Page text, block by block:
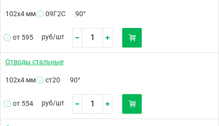
102х4 мм 09Г2С 90°
от 595 руб/шт
Отводы стальные
102х4 мм ст20 90°
от 554 руб/шт